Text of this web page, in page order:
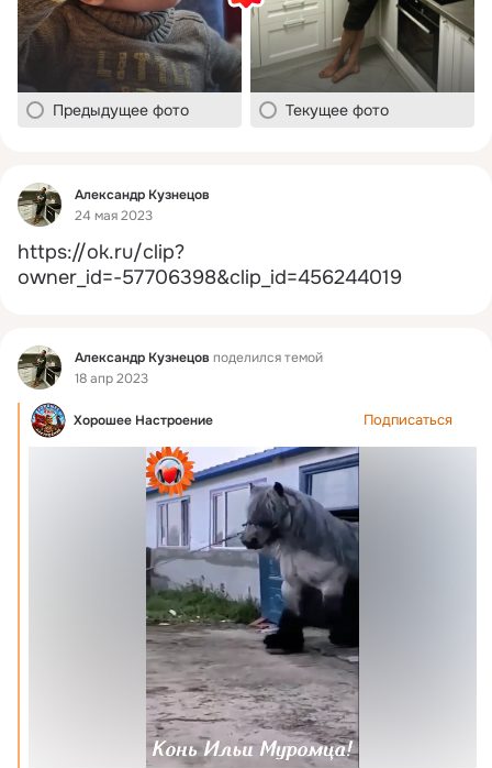
Предыдущее фото Текущее фото
Фид
Александр Кузнецов
24 мая 2023
https://ok.ru/clip?
owner_id=-57706398&clip_id=456244019
Фид Александр Кузнецов поделился темой
18 апр 2023
Хорошее Настроение Подписаться